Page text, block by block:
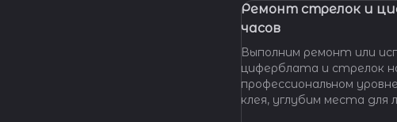
вашу проблему и
батарейки
Ремонт стрелок и
часов
Выполним ремонт или
циферблата и стрелок
профессиональном
клея, углубим места для